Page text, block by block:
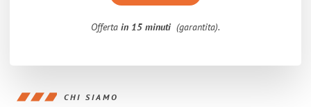
Offerta in 15 minuti (garantita).
CHI SIAMO